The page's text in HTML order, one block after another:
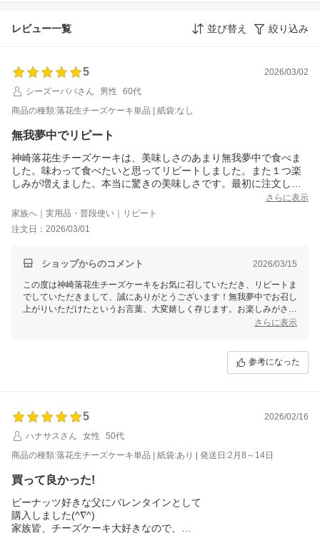
レビュー一覧 並び替え 絞り込み
5
2026/03/02
シーズーパパさん
男性
60代
商品の種類:落花生チーズケーキ単品 | 紙袋:なし
無我夢中でリピート
神崎落花生チーズケーキは、美味しさのあまり無我夢中で食べま
した。味わって食べたいと思ってリピートしました。また１つ楽
しみが増えました。本当に驚きの美味しさです。最初に注文した
京都ブランドセレクションでクオリティの高さを確信しました。
次は何にしようかなぁと悩んでいます。
さらに表示
家族へ｜実用品・普段使い｜リピート
注文日：2026/03/01
ショップからのコメント 2026/03/15
この度は神崎落花生チーズケーキをお気に召していただき、リピートま
でしていただきまして、誠にありがとうございます！無我夢中でお召し
上がりいただけたというお言葉、大変嬉しく存じます。お楽しみがさら
たとのこと、とても励みになります。これからもお客様にとって驚きと
喜びに満ちた商品をお届けできるよう、一層努力してまいります。
ける商品とサービスをお届けできるよう努めてまいります。改めて、素
敵なレビューと温かいお言葉をありがとうございました。
さらに表示
参考になった
5
2026/02/16
ハナサスさん
女性
50代
商品の種類:落花生チーズケーキ単品 | 紙袋:あり | 発送日:2月8～14日
買って良かった!
ピーナッツ好きな父にバレンタインとして
購入しました(^∇^)
家族皆、チーズケーキ大好きなので、